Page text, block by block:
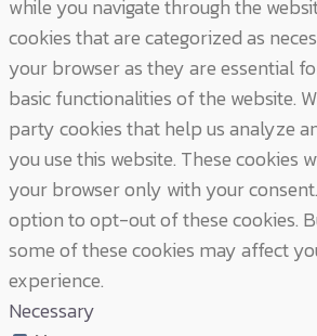
while you navigate through the
cookies that are categorized as
your browser as they are essential
basic functionalities of the website.
party cookies that help us analyze
you use this website. These cookies
your browser only with your
option to opt-out of these cookies.
some of these cookies may affect
experience.
Necessary